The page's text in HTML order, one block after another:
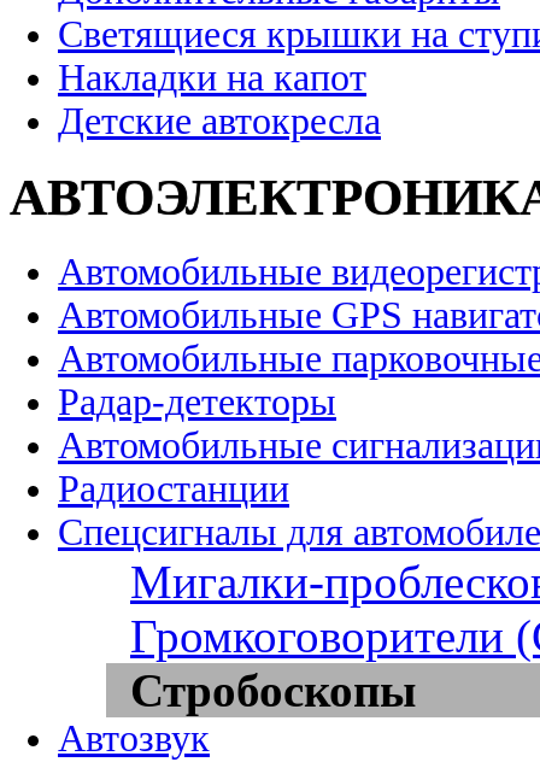
Светящиеся крышки на
Накладки на капот
Детские автокресла
Автомобильные
Автомобильные GPS
Автомобильные
Радар-детекторы
Автомобильные
Радиостанции
Спецсигналы для
Мигалки-
Громкоговорители
Стробоскопы
Автозвук